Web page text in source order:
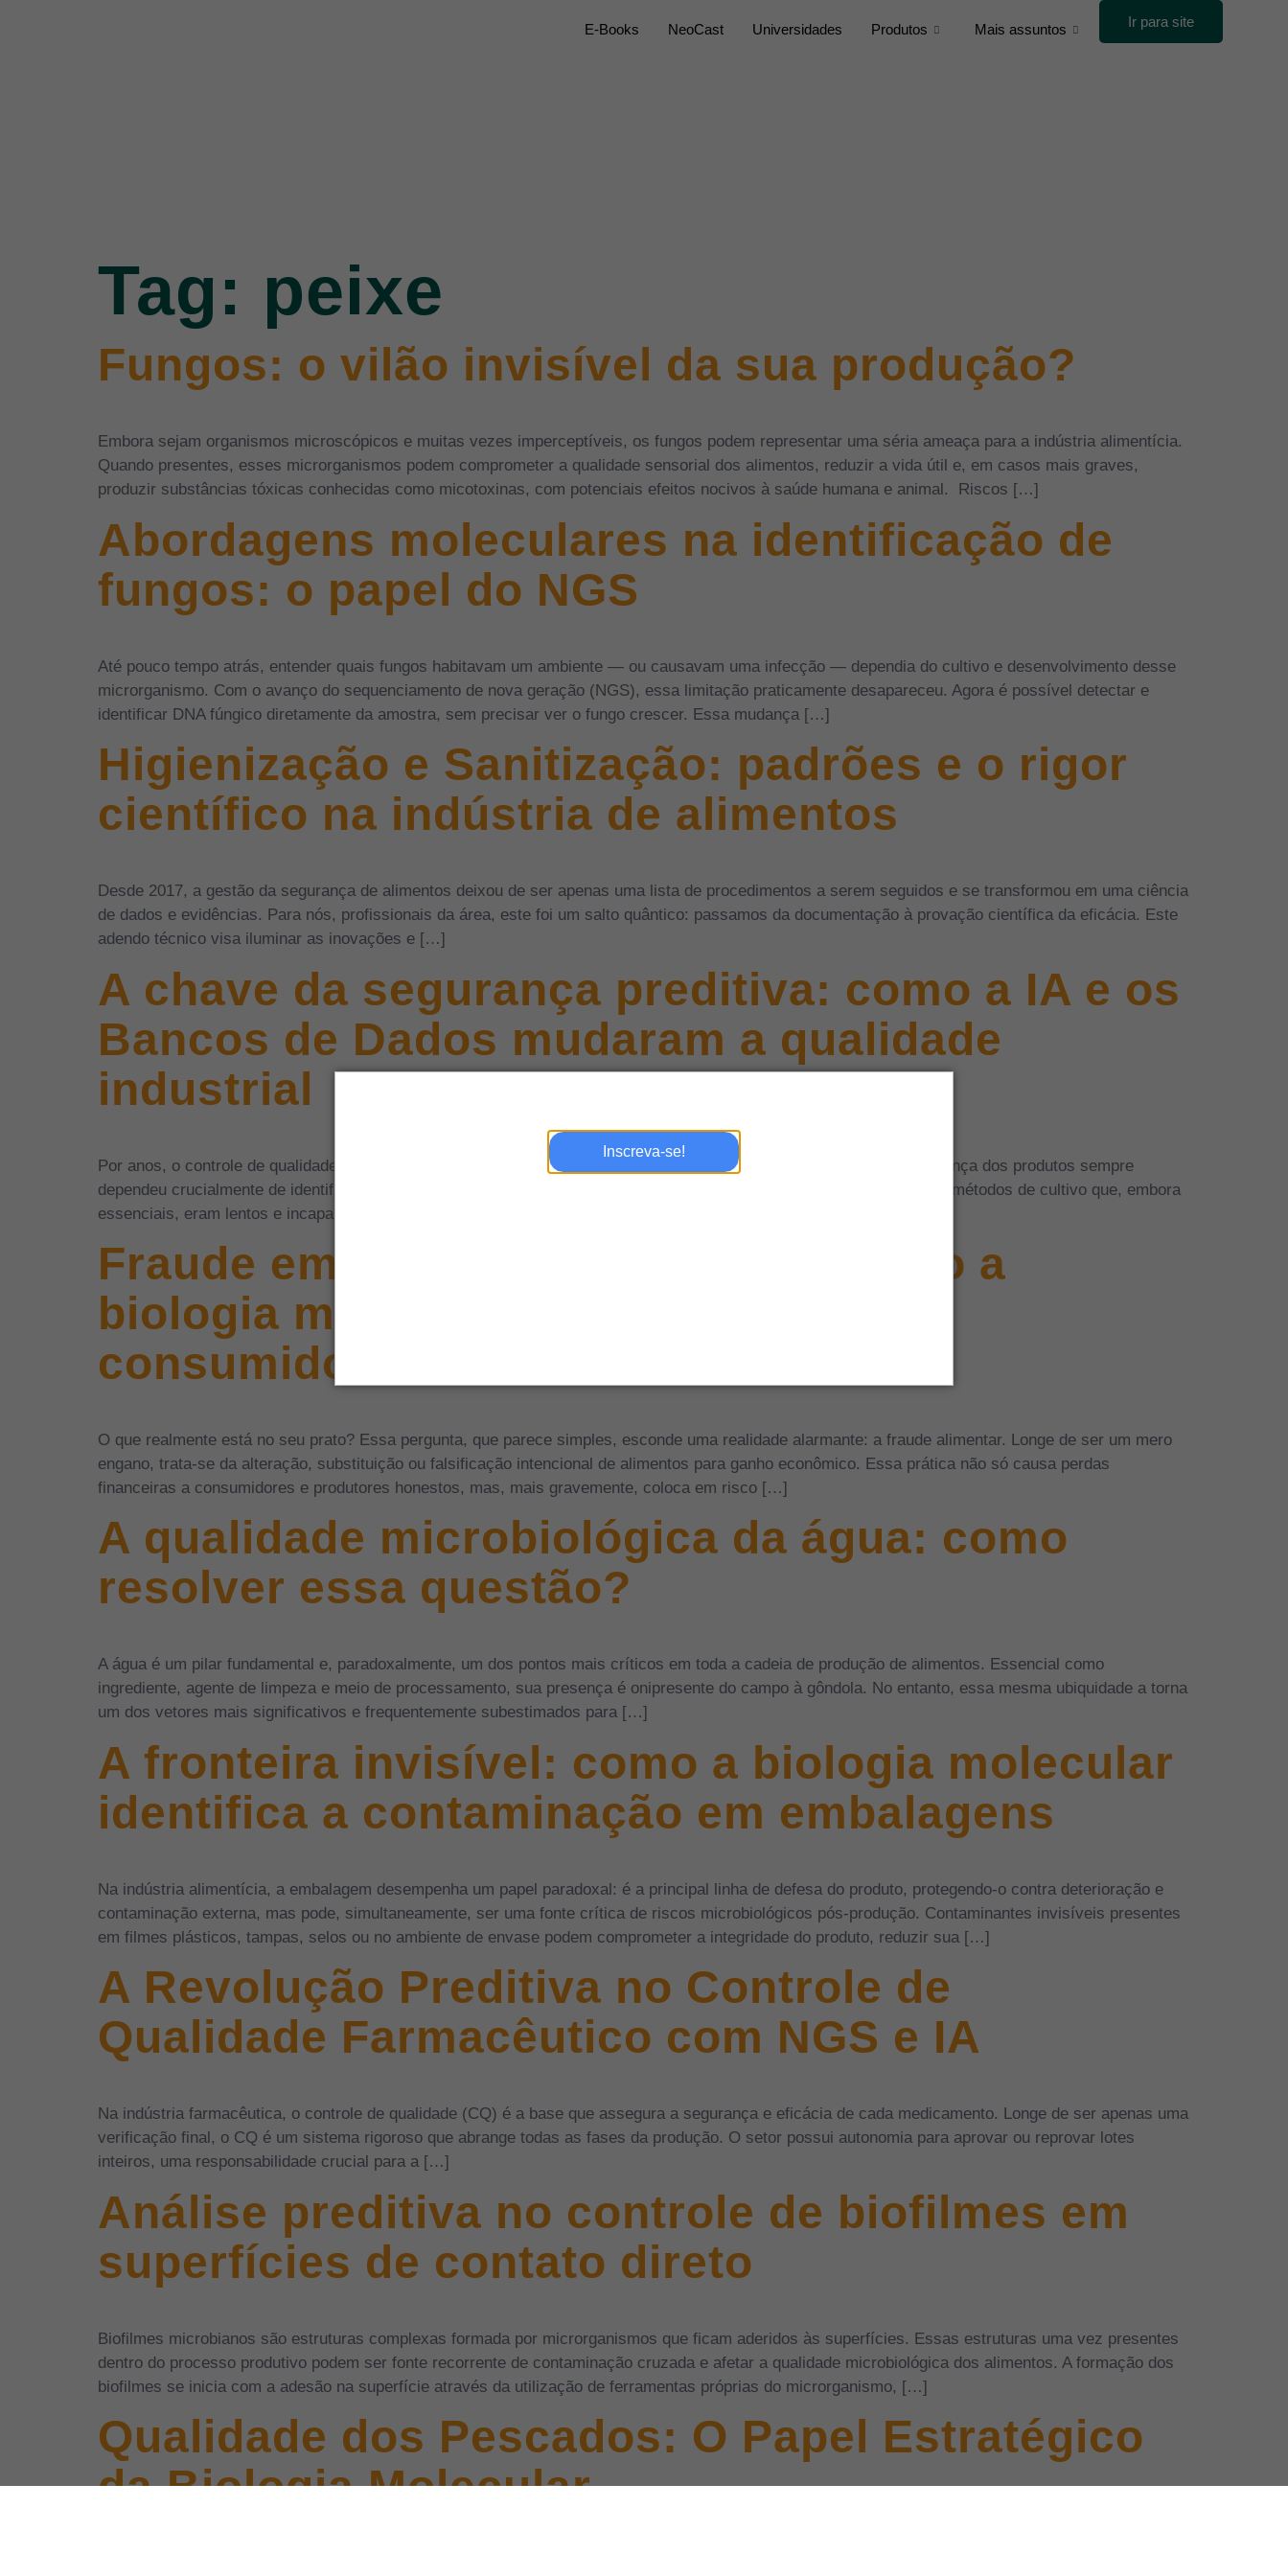
Inscreva-se!
Ir para site
E-Books NeoCast Universidades Produtos Mais assuntos
Tag: peixe
Fungos: o vilão invisível da sua produção?
Embora sejam organismos microscópicos e muitas vezes imperceptíveis, os fungos podem representar uma séria ameaça para a indústria alimentícia.
Quando presentes, esses microrganismos podem comprometer a qualidade sensorial dos alimentos, reduzir a vida útil e, em casos mais graves,
produzir substâncias tóxicas conhecidas como micotoxinas, com potenciais efeitos nocivos à saúde humana e animal. Riscos […]
Abordagens moleculares na identificação de
fungos: o papel do NGS
Até pouco tempo atrás, entender quais fungos habitavam um ambiente — ou causavam uma infecção — dependia do cultivo e desenvolvimento desse
microrganismo. Com o avanço do sequenciamento de nova geração (NGS), essa limitação praticamente desapareceu. Agora é possível detectar e
identificar DNA fúngico diretamente da amostra, sem precisar ver o fungo crescer. Essa mudança […]
Higienização e Sanitização: padrões e o rigor
científico na indústria de alimentos
Desde 2017, a gestão da segurança de alimentos deixou de ser apenas uma lista de procedimentos a serem seguidos e se transformou em uma ciência
de dados e evidências. Para nós, profissionais da área, este foi um salto quântico: passamos da documentação à provação científica da eficácia. Este
adendo técnico visa iluminar as inovações e […]
A chave da segurança preditiva: como a IA e os
Bancos de Dados mudaram a qualidade
industrial
Por anos, o controle de qualidade na indústria de alimentos foi uma batalha travada, muitas vezes, no escuro. A segurança dos produtos sempre
dependeu crucialmente de identificar e monitorar microrganismos. Historicamente, essa tarefa era demorada: envolvia métodos de cultivo que, embora
essenciais, eram lentos e incapazes de enxergar a totalidade do ambiente microbiano. O problema […]
Fraude em alimentos e bebidas: como a
biologia molecular protege marcas e
consumidores
O que realmente está no seu prato? Essa pergunta, que parece simples, esconde uma realidade alarmante: a fraude alimentar. Longe de ser um mero
engano, trata-se da alteração, substituição ou falsificação intencional de alimentos para ganho econômico. Essa prática não só causa perdas
financeiras a consumidores e produtores honestos, mas, mais gravemente, coloca em risco […]
A qualidade microbiológica da água: como
resolver essa questão?
A água é um pilar fundamental e, paradoxalmente, um dos pontos mais críticos em toda a cadeia de produção de alimentos. Essencial como
ingrediente, agente de limpeza e meio de processamento, sua presença é onipresente do campo à gôndola. No entanto, essa mesma ubiquidade a torna
um dos vetores mais significativos e frequentemente subestimados para […]
A fronteira invisível: como a biologia molecular
identifica a contaminação em embalagens
Na indústria alimentícia, a embalagem desempenha um papel paradoxal: é a principal linha de defesa do produto, protegendo-o contra deterioração e
contaminação externa, mas pode, simultaneamente, ser uma fonte crítica de riscos microbiológicos pós-produção. Contaminantes invisíveis presentes
em filmes plásticos, tampas, selos ou no ambiente de envase podem comprometer a integridade do produto, reduzir sua […]
A Revolução Preditiva no Controle de
Qualidade Farmacêutico com NGS e IA
Na indústria farmacêutica, o controle de qualidade (CQ) é a base que assegura a segurança e eficácia de cada medicamento. Longe de ser apenas uma
verificação final, o CQ é um sistema rigoroso que abrange todas as fases da produção. O setor possui autonomia para aprovar ou reprovar lotes
inteiros, uma responsabilidade crucial para a […]
Análise preditiva no controle de biofilmes em
superfícies de contato direto
Biofilmes microbianos são estruturas complexas formada por microrganismos que ficam aderidos às superfícies. Essas estruturas uma vez presentes
dentro do processo produtivo podem ser fonte recorrente de contaminação cruzada e afetar a qualidade microbiológica dos alimentos. A formação dos
biofilmes se inicia com a adesão na superfície através da utilização de ferramentas próprias do microrganismo, […]
Qualidade dos Pescados: O Papel Estratégico
da Biologia Molecular